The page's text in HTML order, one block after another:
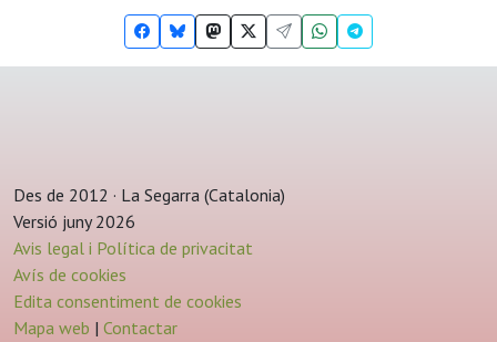
Des de 2012 · La Segarra (Catalonia)
Versió juny 2026
Avis legal i Política de privacitat
Avís de cookies
Edita consentiment de cookies
Mapa web | Contactar